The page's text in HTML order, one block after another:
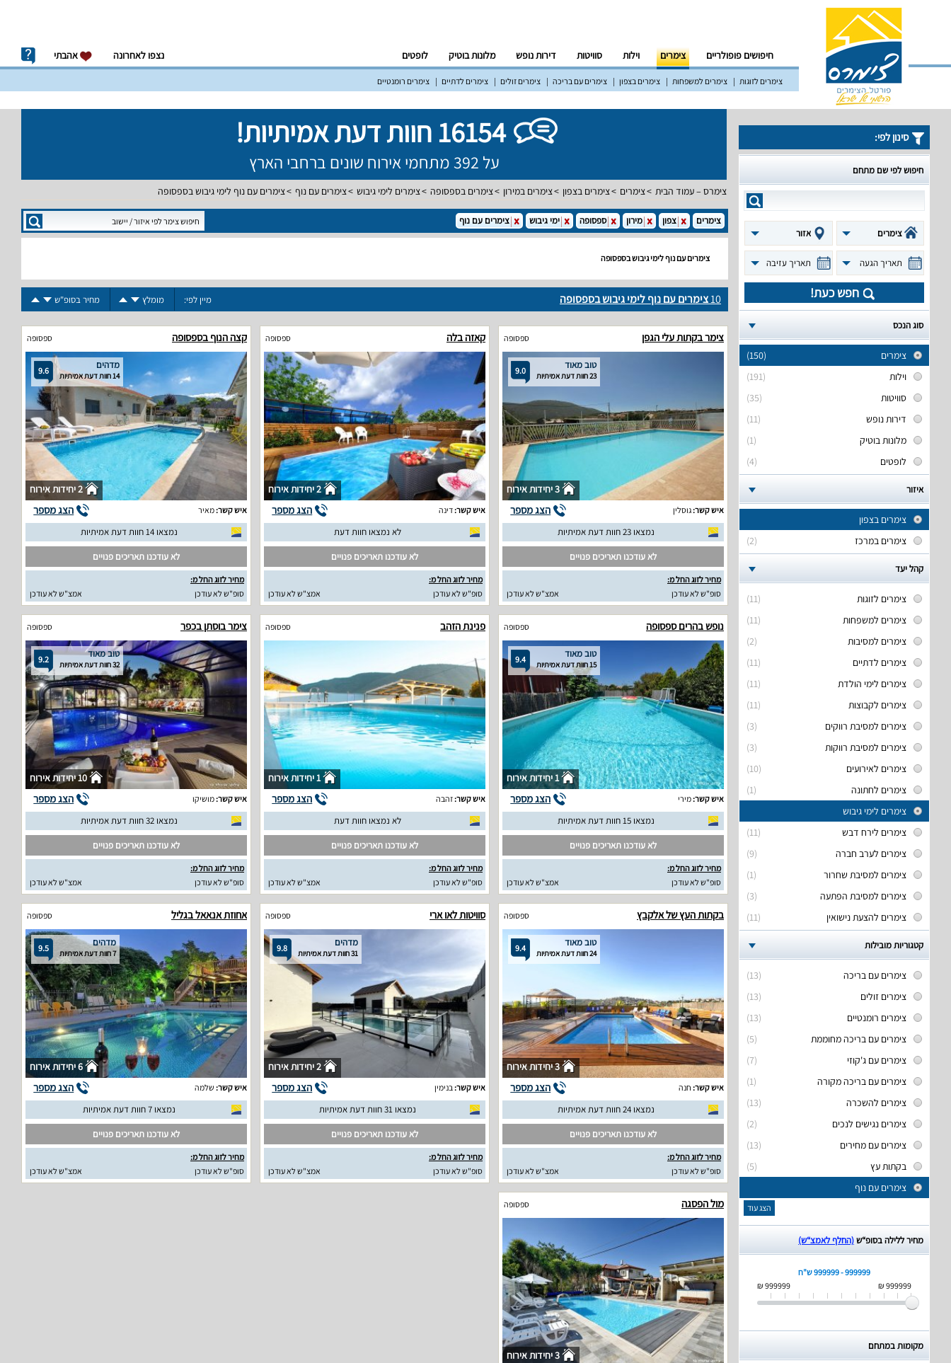
חיפושים פופולריים צימרים וילות סוויטות דירות נופש מלונות בוטיק לופטים נצפו לאחרונה אהבתי
צימרים לזוגות צימרים למשפחות צימרים בצפון צימרים עם בריכה צימרים זולים צימרים לדתיים צימרים רומנטיים
16154 חוות דעת אמיתיות!
על 392 מתחמי אירוח שונים ברחבי הארץ
צימרס – עמוד הבית צימרים צימרים בצפון צימרים במירון צימרים בספסופה צימרים לימי גיבוש צימרים עם נוף צימרים עם נוף לימי גיבוש בספסופה
סינון לפי:
חיפוש לפי שם מתחם
צימרים אזור
תאריך הגעה תאריך עזיבה
חפש כעת!
סוג הנכס
(150)
צימרים
(191)
וילות
(35)
סוויטות
(11)
דירות נופש
(1)
מלונות בוטיק
(4)
לופטים
איזור
צימרים בצפון
(2)
צימרים במרכז
קהל יעד
(11)
צימרים לזוגות
(11)
צימרים למשפחות
(2)
צימרים למסיבות
(11)
צימרים לדתיים
(11)
צימרים לימי הולדת
(11)
צימרים לקבוצות
(3)
צימרים למסיבת רווקים
(3)
צימרים למסיבת רווקות
(10)
צימרים לאירועים
(1)
צימרים לחתונה
צימרים לימי גיבוש
(11)
צימרים לירח דבש
(9)
צימרים לערב חברה
(1)
צימרים למסיבת שחרור
(3)
צימרים למסיבת הפתעה
(11)
צימרים להצעת נישואין
קטגוריות מובילות
(13)
צימרים עם בריכה
(13)
צימרים זולים
(13)
צימרים רומנטיים
(5)
צימרים עם בריכה מחוממת
(7)
צימרים עם ג'קוזי
(1)
צימרים עם בריכה מקורה
(13)
צימרים להשכרה
(2)
צימרים נגישים לנכים
(13)
צימרים עם מחירים
(5)
בקתות עץ
צימרים עם נוף
הצג עוד
מחיר ללילה בסופ“ש(החלף לאמצ“ש)
999999 - 999999 ש"ח
999999 ₪
999999 ₪
מקומות במתחם
צימרים צפון מירון ספסופה ימי גיבוש צימרים עם נוף
צימרים עם נוף לימי גיבוש בספסופה
10צימרים עם נוף לימי גיבוש בספסופה מיין לפי: מומלץ מחיר בסופ"ש
צימר בקתות עלי הגפן ספסופה
9.0 טוב מאוד
23 חוות דעת אמיתיות
3 יחידות אירוח
איש קשר:גוסלין הצג מספר
נמצאו 23 חוות דעת אמיתיות
לא עודכנו תאריכים פנויים
מחיר לזוג החל מ:
סופ"ש לא עודכן
אמצ"ש לא עודכן
קאזה בלה ספסופה
2 יחידות אירוח
איש קשר:דינה הצג מספר
לא נמצאו חוות דעת
לא עודכנו תאריכים פנויים
מחיר לזוג החל מ:
סופ"ש לא עודכן
אמצ"ש לא עודכן
קצה הנוף בספסופה ספסופה
9.6 מדהים
14 חוות דעת אמיתיות
2 יחידות אירוח
איש קשר:מאיר הצג מספר
נמצאו 14 חוות דעת אמיתיות
לא עודכנו תאריכים פנויים
מחיר לזוג החל מ:
סופ"ש לא עודכן
אמצ"ש לא עודכן
נופש בהרים ספסופה ספסופה
9.4 טוב מאוד
15 חוות דעת אמיתיות
1 יחידות אירוח
איש קשר:מירי הצג מספר
נמצאו 15 חוות דעת אמיתיות
לא עודכנו תאריכים פנויים
מחיר לזוג החל מ:
סופ"ש לא עודכן
אמצ"ש לא עודכן
פנינת הזהב ספסופה
1 יחידות אירוח
איש קשר:זהבה הצג מספר
לא נמצאו חוות דעת
לא עודכנו תאריכים פנויים
מחיר לזוג החל מ:
סופ"ש לא עודכן
אמצ"ש לא עודכן
צימר בוסתן בכפר ספסופה
9.2 טוב מאוד
32 חוות דעת אמיתיות
10 יחידות אירוח
איש קשר:מושיקו הצג מספר
נמצאו 32 חוות דעת אמיתיות
לא עודכנו תאריכים פנויים
מחיר לזוג החל מ:
סופ"ש לא עודכן
אמצ"ש לא עודכן
בקתות העץ של אלקבץ ספסופה
9.4 טוב מאוד
24 חוות דעת אמיתיות
3 יחידות אירוח
איש קשר: חנה הצג מספר
נמצאו 24 חוות דעת אמיתיות
לא עודכנו תאריכים פנויים
מחיר לזוג החל מ:
סופ"ש לא עודכן
אמצ"ש לא עודכן
סוויטות לאו ארי ספסופה
9.8 מדהים
31 חוות דעת אמיתיות
2 יחידות אירוח
איש קשר:בנימין הצג מספר
נמצאו 31 חוות דעת אמיתיות
לא עודכנו תאריכים פנויים
מחיר לזוג החל מ:
סופ"ש לא עודכן
אמצ"ש לא עודכן
אחוזת אנאאל בגליל ספסופה
9.5 מדהים
7 חוות דעת אמיתיות
6 יחידות אירוח
איש קשר: שלמה הצג מספר
נמצאו 7 חוות דעת אמיתיות
לא עודכנו תאריכים פנויים
מחיר לזוג החל מ:
סופ"ש לא עודכן
אמצ"ש לא עודכן
מול הפסגה ספסופה
3 יחידות אירוח